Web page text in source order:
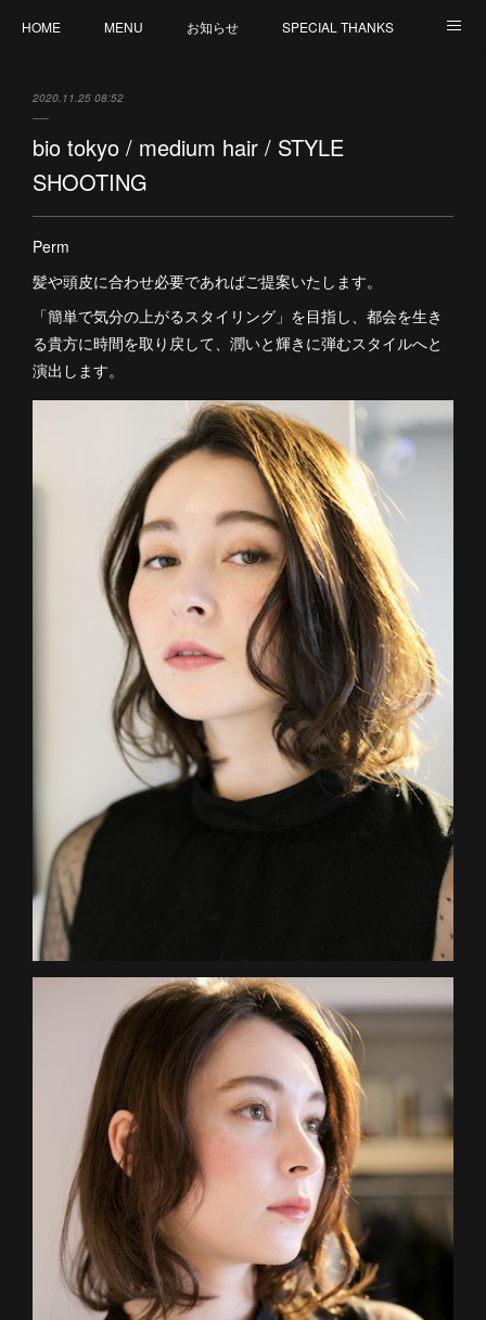
HOME MENU お知らせ SPECIAL THANKS
2020.11.25 08:52
bio tokyo / medium hair / STYLE
SHOOTING
Perm
髪や頭皮に合わせ必要であればご提案いたします。
「簡単で気分の上がるスタイリング」を目指し、都会を生き
る貴方に時間を取り戻して、潤いと輝きに弾むスタイルへと
演出します。